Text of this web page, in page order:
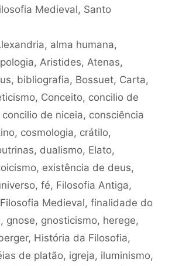
Medieval, Santo
, alma humana,
, Aristides, Atenas,
, bibliografia, Bossuet, Carta,
, Conceito, concilio de
concilio de niceia, consciência
, cosmologia, crátilo,
, dualismo, Elato,
, existência de deus,
, fé, Filosofia Antiga,
Filosofia Medieval, finalidade do
, gnose, gnosticismo, herege,
, História da Filosofia,
de platão, igreja, iluminismo,